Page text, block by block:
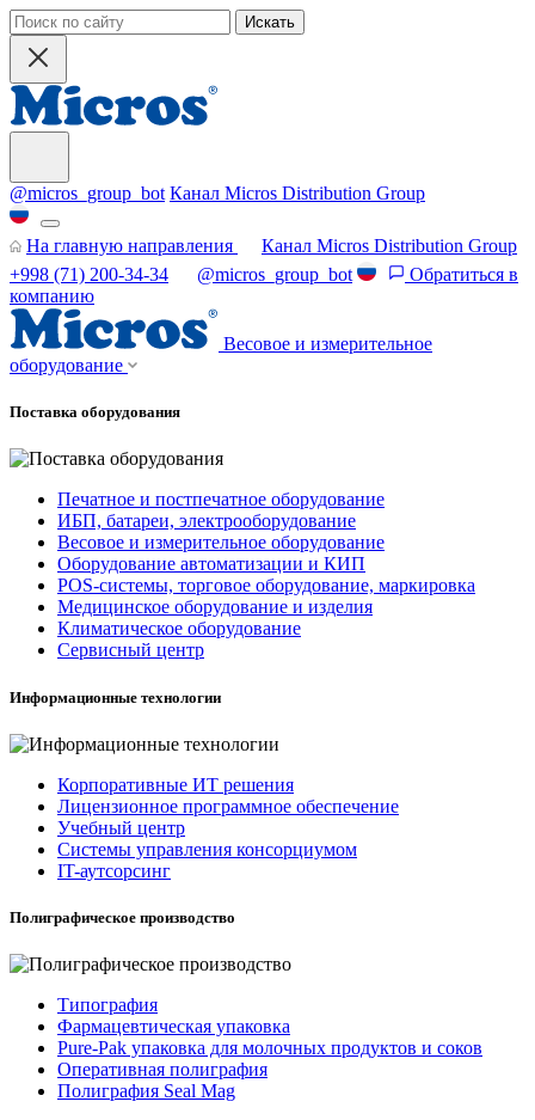
Искать
@micros_group_bot Канал Micros Distribution Group
На главную направления
Канал Micros Distribution Group
+998 (71) 200-34-34
@micros_group_bot
Обратиться в
компанию
Весовое и измерительное
оборудование
Поставка оборудования
Печатное и постпечатное оборудование
ИБП, батареи, электрооборудование
Весовое и измерительное оборудование
Оборудование автоматизации и КИП
POS-системы, торговое оборудование, маркировка
Медицинское оборудование и изделия
Климатическое оборудование
Сервисный центр
Информационные технологии
Корпоративные ИТ решения
Лицензионное программное обеспечение
Учебный центр
Системы управления консорциумом
IT-аутсорсинг
Полиграфическое производство
Типография
Фармацевтическая упаковка
Pure-Pak упаковка для молочных продуктов и соков
Оперативная полиграфия
Полиграфия Seal Mag